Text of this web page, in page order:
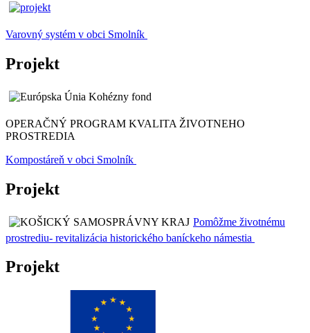
Varovný systém v obci Smolník
Projekt
OPERAČNÝ PROGRAM KVALITA ŽIVOTNEHO
PROSTREDIA
Kompostáreň v obci Smolník
Projekt
Pomôžme životnému
prostrediu- revitalizácia historického baníckeho námestia
Projekt